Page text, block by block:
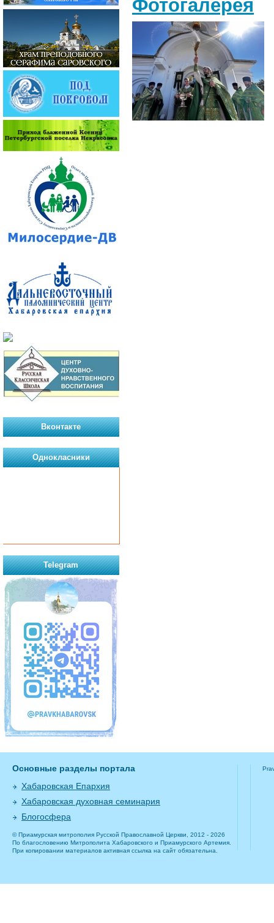
Фотогалерея
Вконтакте
Однокласники
Telegram
Основные разделы портала
Хабаровская Епархия
Хабаровская духовная семинария
Блогосфера
© Приамурская митрополия Русской Православной Церкви, 2012 - 2026
По благословению Митрополита Хабаровского и Приамурского Артемия.
При копировании материалов активная ссылка на сайт обязательна.